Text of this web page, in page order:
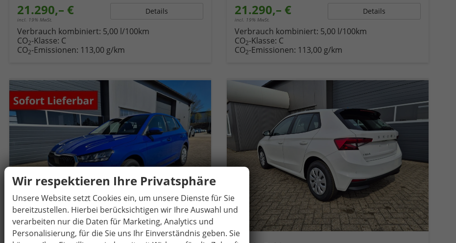
21.290,– €
incl. 19% MwSt.
Details
Verbrauch kombiniert: 5,00 l/100km
CO2-Klasse: C
CO2-Emissionen: 113,00 g/km
21.290,– €
incl. 19% MwSt.
Details
Verbrauch kombiniert: 5,00 l/100km
CO2-Klasse: C
CO2-Emissionen: 113,00 g/km
Wir respektieren Ihre Privatsphäre
Unsere Website setzt Cookies ein, um unsere Dienste für Sie
bereitzustellen. Hierbei berücksichtigen wir Ihre Auswahl und
verarbeiten nur die Daten für Marketing, Analytics und
Personalisierung, für die Sie uns Ihr Einverständnis geben. Sie